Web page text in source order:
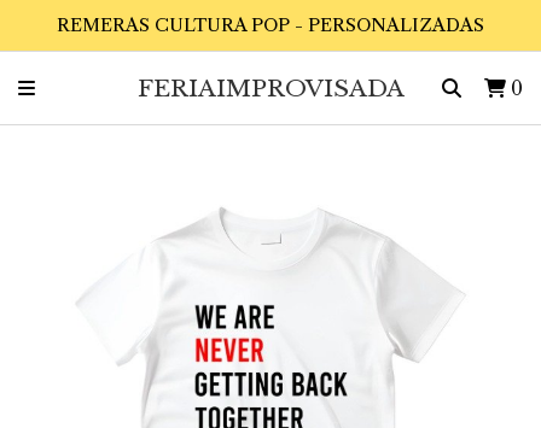
REMERAS CULTURA POP - PERSONALIZADAS
FERIAIMPROVISADA 0